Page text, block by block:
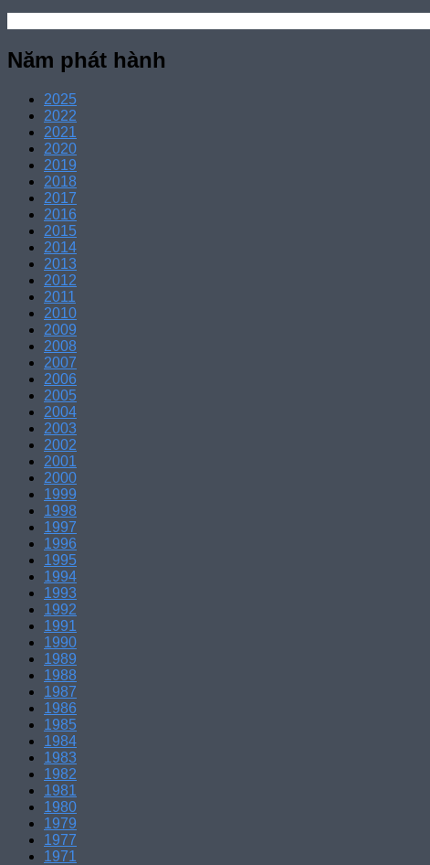
Năm phát hành
2025
2022
2021
2020
2019
2018
2017
2016
2015
2014
2013
2012
2011
2010
2009
2008
2007
2006
2005
2004
2003
2002
2001
2000
1999
1998
1997
1996
1995
1994
1993
1992
1991
1990
1989
1988
1987
1986
1985
1984
1983
1982
1981
1980
1979
1977
1971